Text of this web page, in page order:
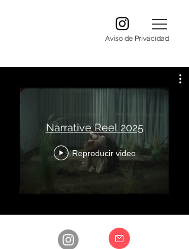
Aviso de Privacidad
Narrative Reel 2025
Reproducir video